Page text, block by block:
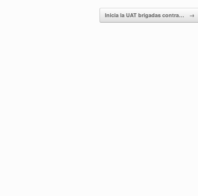
Inicia la UAT brigadas contra… →